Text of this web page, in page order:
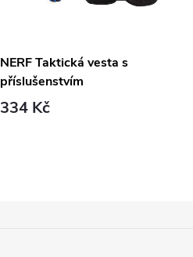
NERF Taktická vesta s
příslušenstvím
334 Kč